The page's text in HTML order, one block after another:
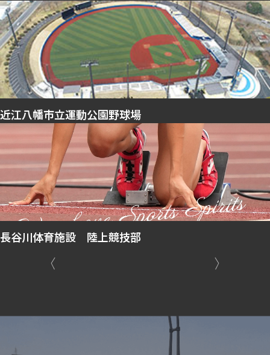
近江八幡市立運動公園野球場
長谷川体育施設 陸上競技部